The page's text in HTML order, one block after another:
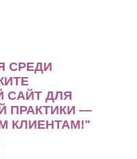
СРЕДИ
САЙТ ДЛЯ
ПРАКТИКИ —
КЛИЕНТАМ!"